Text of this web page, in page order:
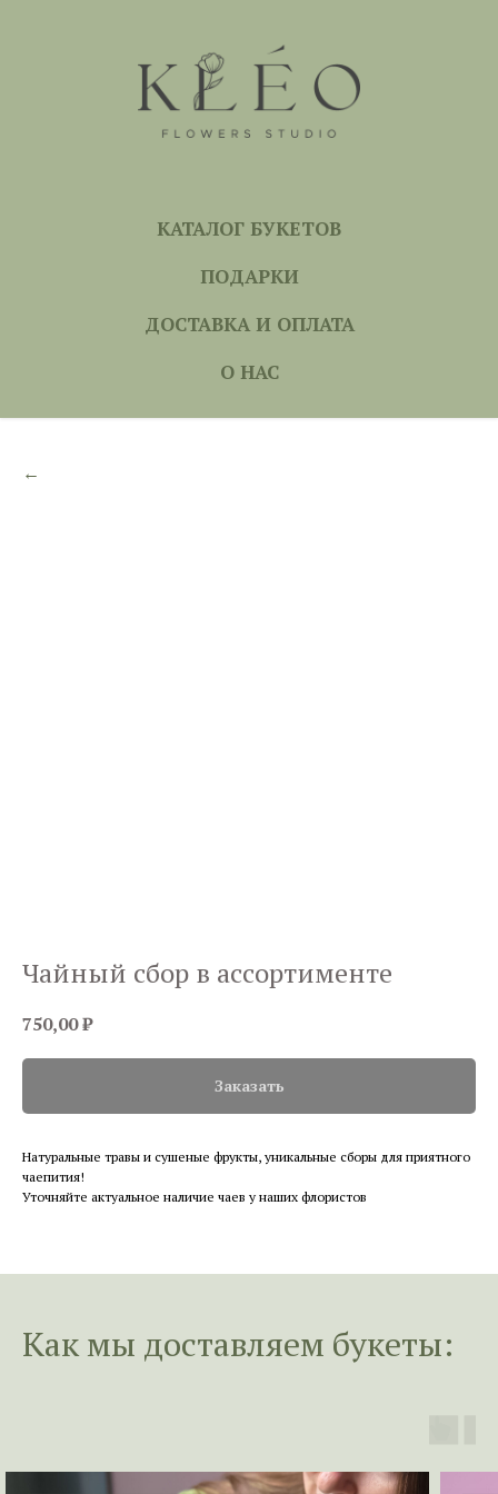
КАТАЛОГ БУКЕТОВ
ПОДАРКИ
ДОСТАВКА И ОПЛАТА
О НАС
←
Чайный сбор в ассортименте
750,00₽
Заказать
Натуральные травы и сушеные фрукты, уникальные сборы для приятного
чаепития!
Уточняйте актуальное наличие чаев у наших флористов
Как мы доставляем букеты: